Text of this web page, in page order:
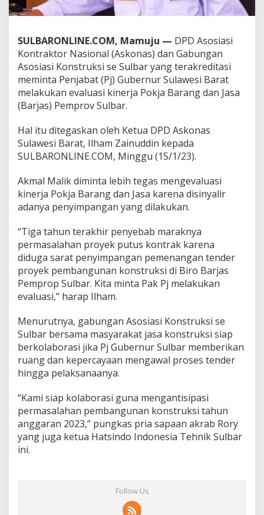
G
u
e
r
n
u
r
E
v
u
a
s
P
o
k
j
B
a
r
j
a
s
SULBARONLINE.COM, Mamuju — DPD Asosiasi
Kontraktor Nasional (Askonas) dan Gabungan
Asosiasi Konstruksi se Sulbar yang terakreditasi
meminta Penjabat (Pj) Gubernur Sulawesi Barat
melakukan evaluasi kinerja Pokja Barang dan Jasa
(Barjas) Pemprov Sulbar.
Hal itu ditegaskan oleh Ketua DPD Askonas
Sulawesi Barat, Ilham Zainuddin kepada
SULBARONLINE.COM, Minggu (15/1/23).
Akmal Malik diminta lebih tegas mengevaluasi
kinerja Pokja Barang dan Jasa karena disinyalir
adanya penyimpangan yang dilakukan.
“Tiga tahun terakhir penyebab maraknya
permasalahan proyek putus kontrak karena
diduga sarat penyimpangan pemenangan tender
proyek pembangunan konstruksi di Biro Barjas
Pemprop Sulbar. Kita minta Pak Pj melakukan
evaluasi,” harap Ilham.
Menurutnya, gabungan Asosiasi Konstruksi se
Sulbar bersama masyarakat jasa konstruksi siap
berkolaborasi jika Pj Gubernur Sulbar memberikan
ruang dan kepercayaan mengawal proses tender
hingga pelaksanaanya.
“Kami siap kolaborasi guna mengantisipasi
permasalahan pembangunan konstruksi tahun
anggaran 2023,” pungkas pria sapaan akrab Rory
yang juga ketua Hatsindo Indonesia Tehnik Sulbar
ini.
Follow Us